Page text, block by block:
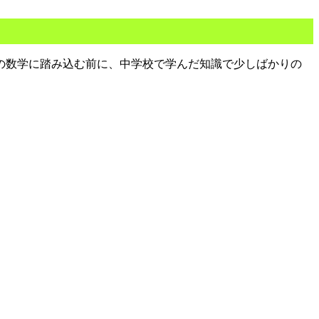
学に踏み込む前に、中学校で学んだ知識で少しばかりの